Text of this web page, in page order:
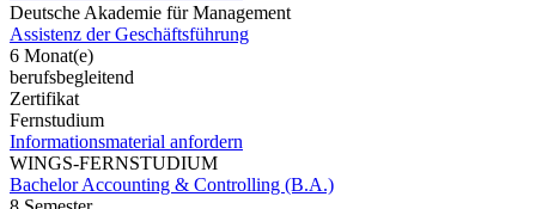
Deutsche Akademie für Management
Assistenz der Geschäftsführung
6 Monat(e)
berufsbegleitend
Zertifikat
Fernstudium
Informationsmaterial anfordern
WINGS-FERNSTUDIUM
Bachelor Accounting & Controlling (B.A.)